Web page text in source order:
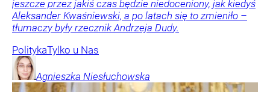
jeszcze przez jakiś czas będzie niedoceniony, jak kiedyś
Aleksander Kwaśniewski, a po latach się to zmieniło –
tłumaczy były rzecznik Andrzeja Dudy.
PolitykaTylko u Nas
Agnieszka Niesłuchowska